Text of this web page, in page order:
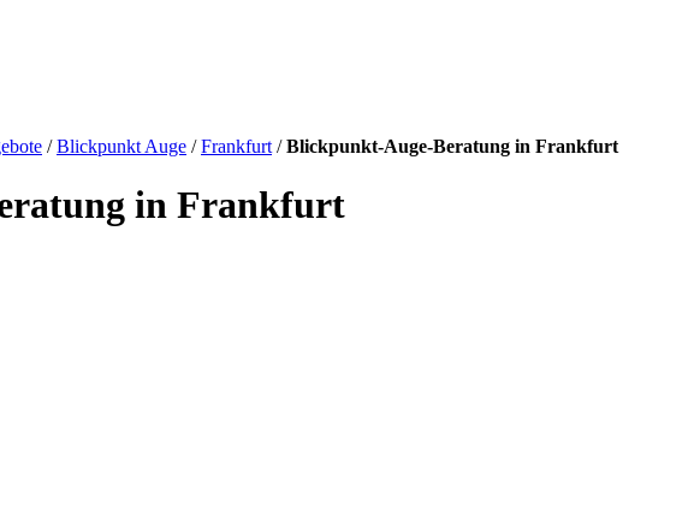
/Blickpunkt Auge /Frankfurt /Blickpunkt-Auge-Beratung in Frankfurt
in Frankfurt